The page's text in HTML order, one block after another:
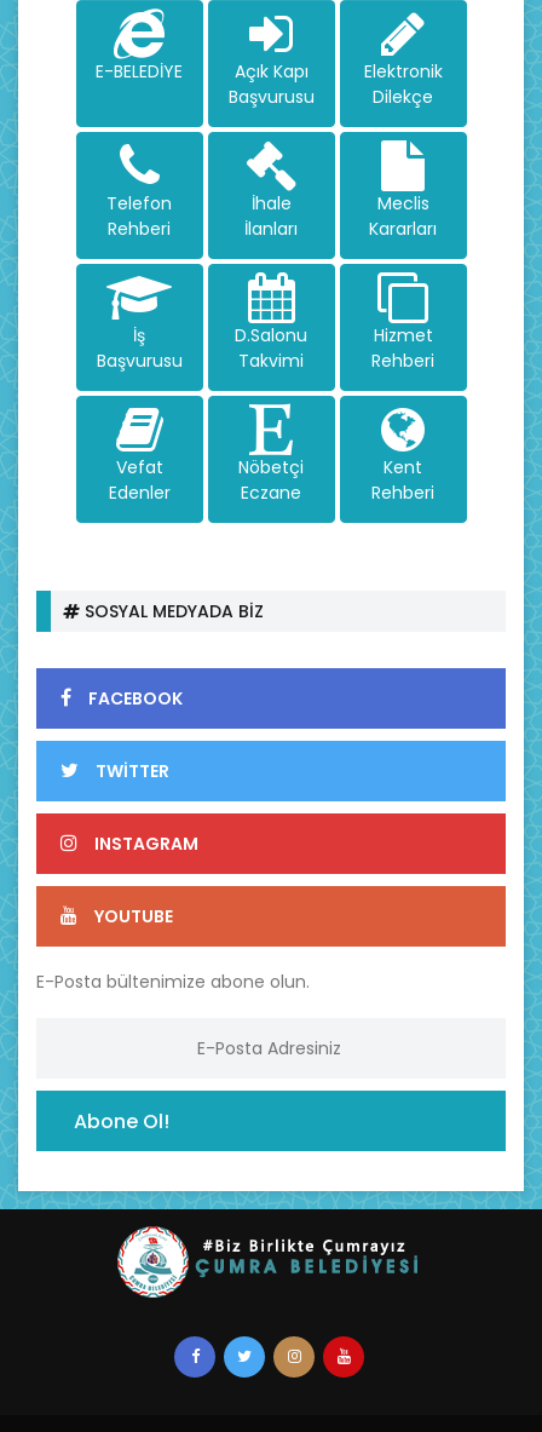
E-BELEDİYE
Açık Kapı
Başvurusu
Elektronik
Dilekçe
Telefon
Rehberi
İhale
İlanları
Meclis
Kararları
İş
Başvurusu
D.Salonu
Takvimi
Hizmet
Rehberi
Vefat
Edenler
Nöbetçi
Eczane
Kent
Rehberi
SOSYAL MEDYADA BİZ
FACEBOOK
TWİTTER
INSTAGRAM
YOUTUBE
E-Posta bültenimize abone olun.
Abone Ol!